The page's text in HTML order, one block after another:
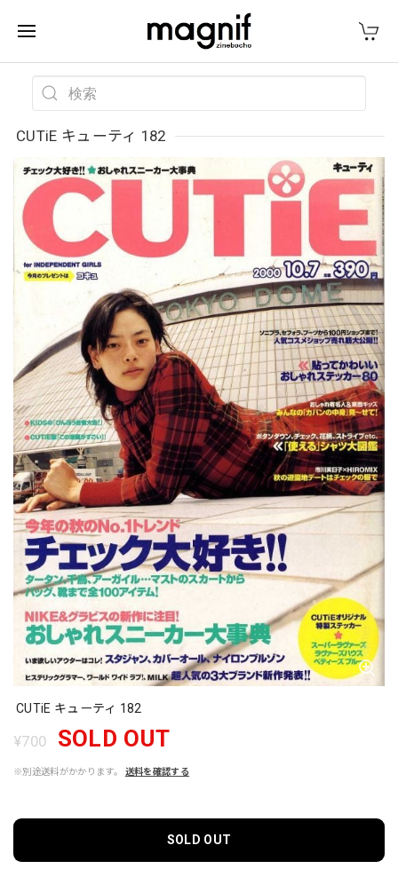
CUTiE キューティ 182
CUTiE キューティ 182
¥700 SOLD OUT
※別途送料がかかります。 送料を確認する
SOLD OUT